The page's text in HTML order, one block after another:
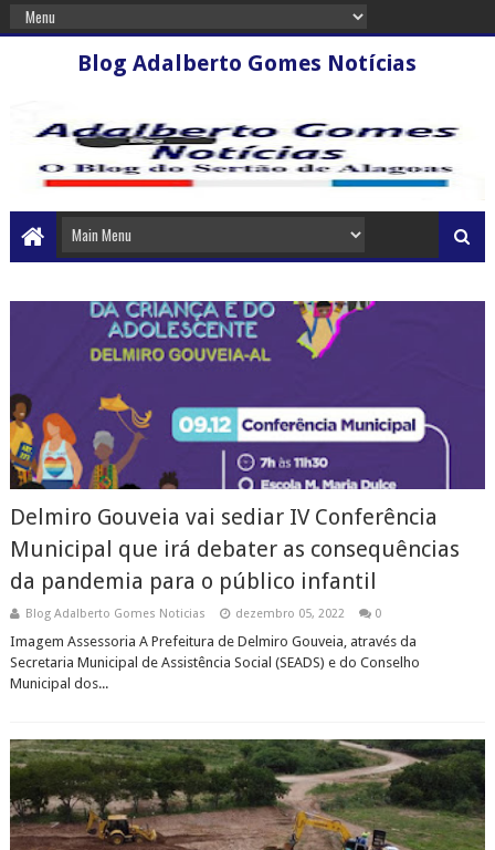
Blog Adalberto Gomes Notícias
Delmiro Gouveia vai sediar IV Conferência
Municipal que irá debater as consequências
da pandemia para o público infantil
Blog Adalberto Gomes Noticias dezembro 05, 2022 0
Imagem Assessoria A Prefeitura de Delmiro Gouveia, através da
Secretaria Municipal de Assistência Social (SEADS) e do Conselho
Municipal dos...